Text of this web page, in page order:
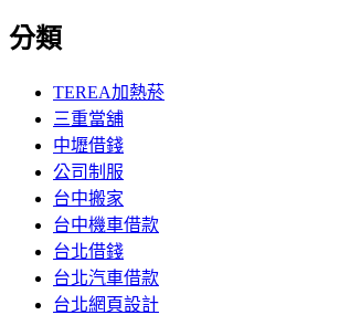
分類
TEREA加熱菸
三重當舖
中壢借錢
公司制服
台中搬家
台中機車借款
台北借錢
台北汽車借款
台北網頁設計